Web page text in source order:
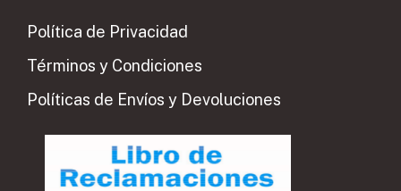
Política de Privacidad
Términos y Condiciones
Políticas de Envíos y Devoluciones